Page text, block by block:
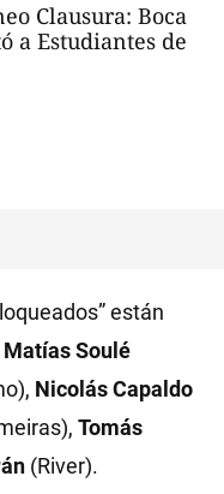
Clausura: Boca
a Estudiantes de
están
Matías Soulé
Nicolás Capaldo
Tomás
(River).